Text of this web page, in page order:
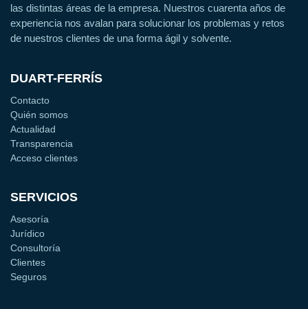
las distintas áreas de la empresa. Nuestros cuarenta años de
experiencia nos avalan para solucionar los problemas y retos
de nuestros clientes de una forma ágil y solvente.
DUART-FERRÍS
Contacto
Quién somos
Actualidad
Transparencia
Acceso clientes
SERVICIOS
Asesoría
Jurídico
Consultoría
Clientes
Seguros